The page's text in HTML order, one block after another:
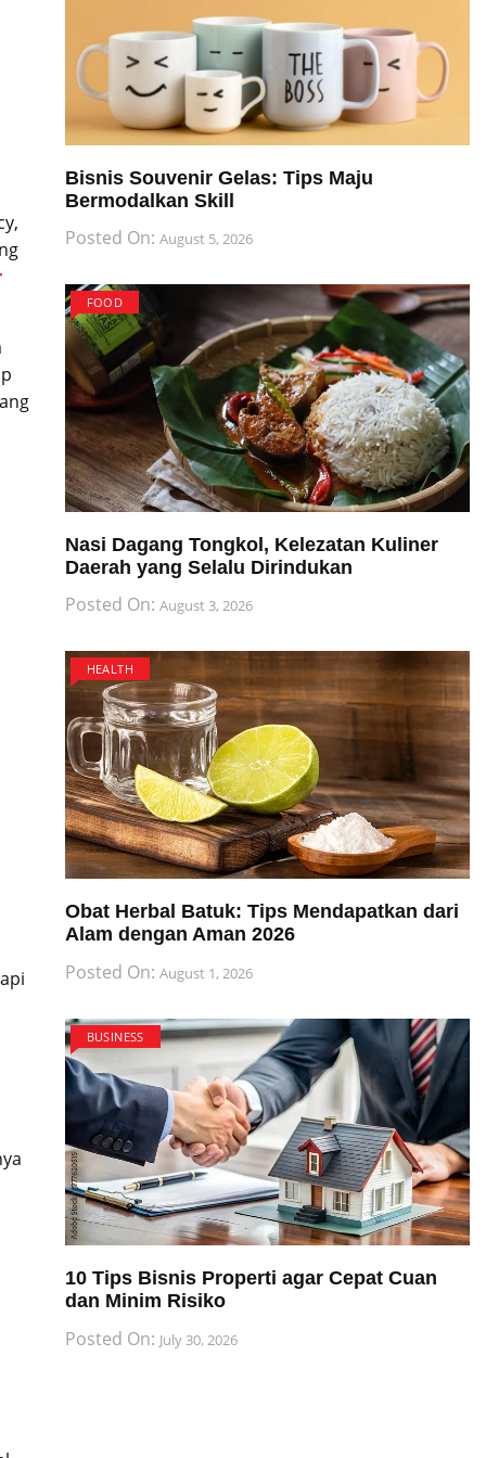
Bisnis Souvenir Gelas: Tips Maju
Bermodalkan Skill
Posted On: August 5, 2026
FOOD
Nasi Dagang Tongkol, Kelezatan Kuliner
Daerah yang Selalu Dirindukan
Posted On: August 3, 2026
HEALTH
Obat Herbal Batuk: Tips Mendapatkan dari
Alam dengan Aman 2026
Posted On: August 1, 2026
BUSINESS
10 Tips Bisnis Properti agar Cepat Cuan
dan Minim Risiko
Posted On: July 30, 2026